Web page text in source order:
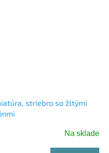
striebro so žltými
Na sklade